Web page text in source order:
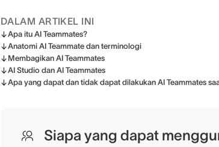
DALAM ARTIKEL INI
Apa itu AI Teammates?
Anatomi AI Teammate dan terminologi
Membagikan AI Teammates
AI Studio dan AI Teammates
Apa yang dapat dan tidak dapat dilakukan AI Teammates
Siapa yang dapat